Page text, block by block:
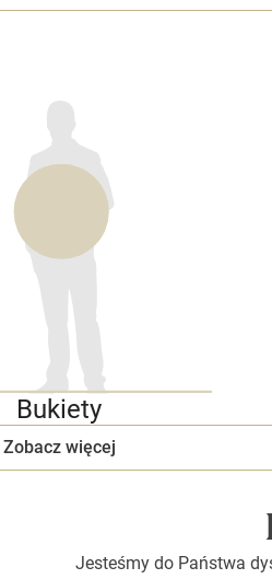
Bukiety
Zobacz więcej
Jesteśmy do Państwa